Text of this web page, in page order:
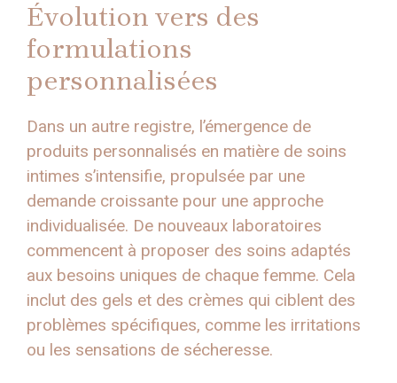
Évolution vers des
formulations
personnalisées
Dans un autre registre, l’émergence de
produits personnalisés en matière de soins
intimes s’intensifie, propulsée par une
demande croissante pour une approche
individualisée. De nouveaux laboratoires
commencent à proposer des soins adaptés
aux besoins uniques de chaque femme. Cela
inclut des gels et des crèmes qui ciblent des
problèmes spécifiques, comme les irritations
ou les sensations de sécheresse.